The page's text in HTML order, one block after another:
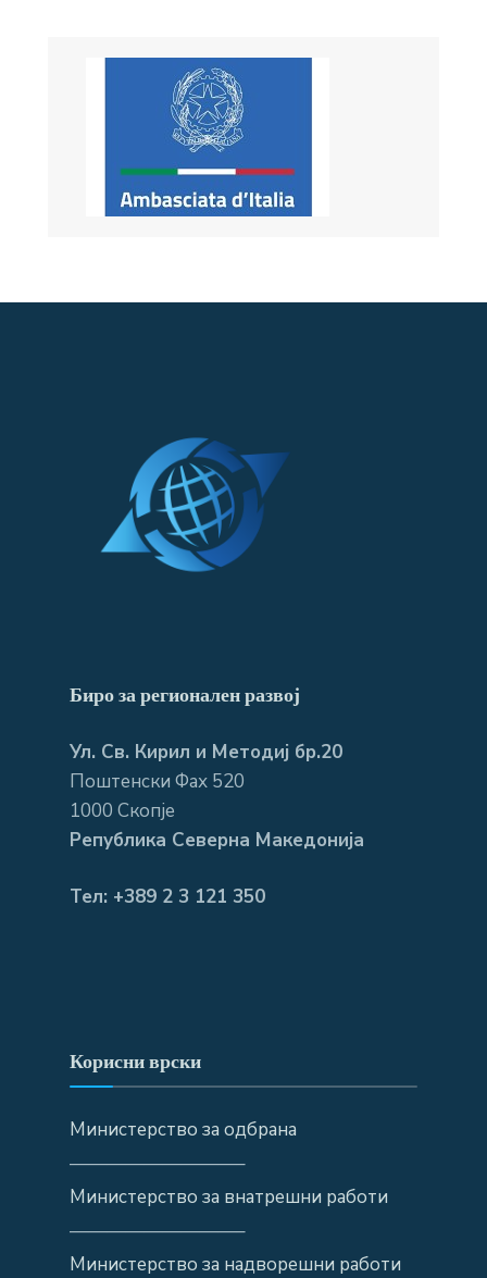
Биро за регионален развој
Ул. Св. Кирил и Методиј бр.20
Поштенски Фах 520
1000 Скопје
Република Северна Македонија
Тел: +389 2 3 121 350
Корисни врски
Министерство за одбрана
—————————–
Министерство за внатрешни работи
—————————–
Министерство за надворешни работи